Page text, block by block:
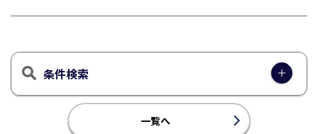
一覧へ
条件検索